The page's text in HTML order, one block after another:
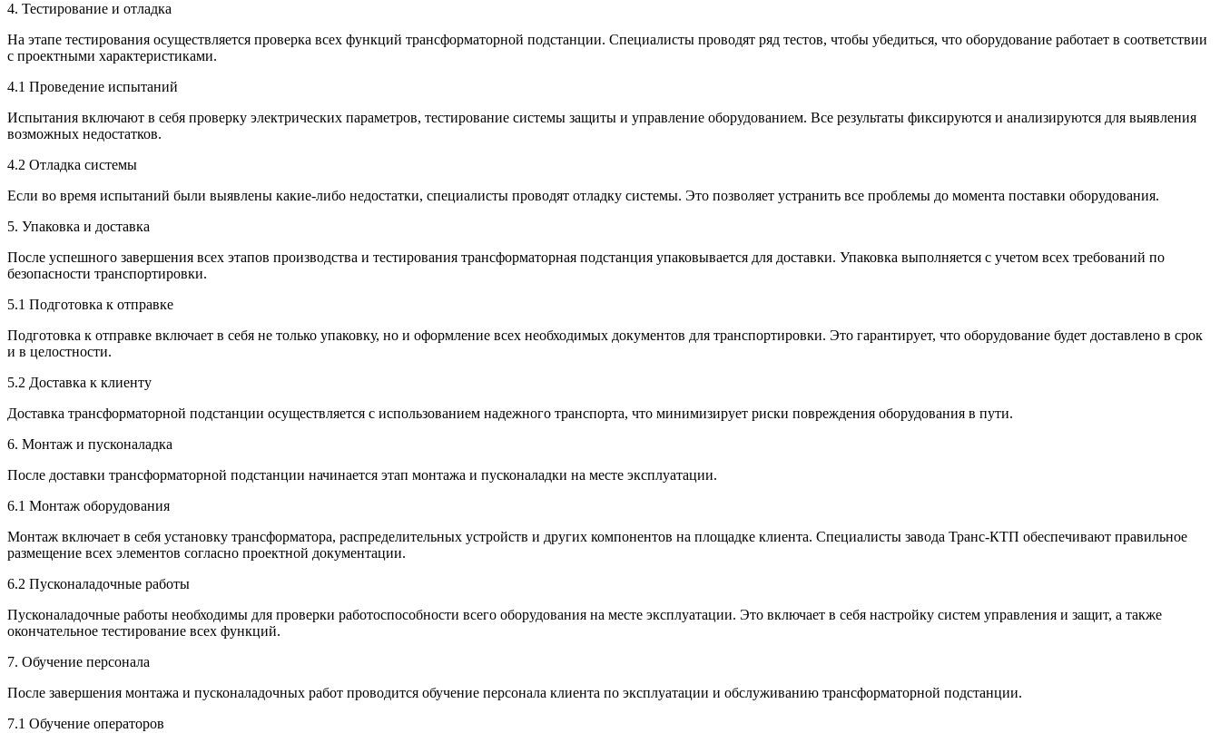
4. Тестирование и отладка
На этапе тестирования осуществляется проверка всех функций трансформаторной подстанции. Специалисты проводят ряд тестов, чтобы убедиться, что оборудование работает в соответствии
с проектными характеристиками.
4.1 Проведение испытаний
Испытания включают в себя проверку электрических параметров, тестирование системы защиты и управление оборудованием. Все результаты фиксируются и анализируются для выявления
возможных недостатков.
4.2 Отладка системы
Если во время испытаний были выявлены какие-либо недостатки, специалисты проводят отладку системы. Это позволяет устранить все проблемы до момента поставки оборудования.
5. Упаковка и доставка
После успешного завершения всех этапов производства и тестирования трансформаторная подстанция упаковывается для доставки. Упаковка выполняется с учетом всех требований по
безопасности транспортировки.
5.1 Подготовка к отправке
Подготовка к отправке включает в себя не только упаковку, но и оформление всех необходимых документов для транспортировки. Это гарантирует, что оборудование будет доставлено в срок
и в целостности.
5.2 Доставка к клиенту
Доставка трансформаторной подстанции осуществляется с использованием надежного транспорта, что минимизирует риски повреждения оборудования в пути.
6. Монтаж и пусконаладка
После доставки трансформаторной подстанции начинается этап монтажа и пусконаладки на месте эксплуатации.
6.1 Монтаж оборудования
Монтаж включает в себя установку трансформатора, распределительных устройств и других компонентов на площадке клиента. Специалисты завода Транс-КТП обеспечивают правильное
размещение всех элементов согласно проектной документации.
6.2 Пусконаладочные работы
Пусконаладочные работы необходимы для проверки работоспособности всего оборудования на месте эксплуатации. Это включает в себя настройку систем управления и защит, а также
окончательное тестирование всех функций.
7. Обучение персонала
После завершения монтажа и пусконаладочных работ проводится обучение персонала клиента по эксплуатации и обслуживанию трансформаторной подстанции.
7.1 Обучение операторов